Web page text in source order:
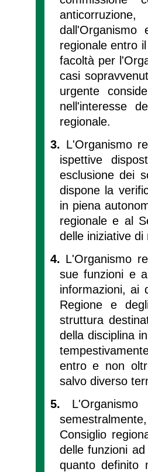
regionale entro
facoltà per
casi
urgente
nell'interesse
regionale.
3. L'Organismo
ispettive
esclusione dei
dispone la
in piena
regionale e al
delle iniziative
4. L'Organismo
sue funzioni e
informazioni, ai
Regione e
struttura
della disciplina
entro e non
salvo diverso
5.
Consiglio
delle funzioni
quanto